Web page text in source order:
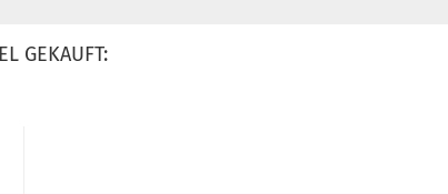
GEKAUFT: